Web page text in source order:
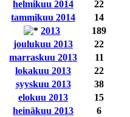
helmikuu 2014
22
tammikuu 2014
14
2013
189
joulukuu 2013
22
marraskuu 2013
11
lokakuu 2013
22
syyskuu 2013
38
elokuu 2013
15
heinäkuu 2013
6